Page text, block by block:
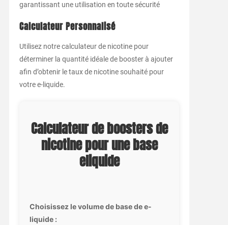
garantissant une utilisation en toute sécurité
Calculateur Personnalisé
Utilisez notre calculateur de nicotine pour
déterminer la quantité idéale de booster à ajouter
afin d’obtenir le taux de nicotine souhaité pour
votre e-liquide.
Calculateur de boosters de
nicotine pour une base
eliquide
Choisissez le volume de base de e-
liquide :